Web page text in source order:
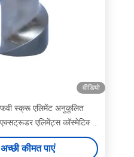
वीडियो
स्क्रू एलिमेंट अनुकूलित
एक्सट्रूडर एलिमेंट्स कॉस्मेटिक्स
के लिए
कीमत पाएं